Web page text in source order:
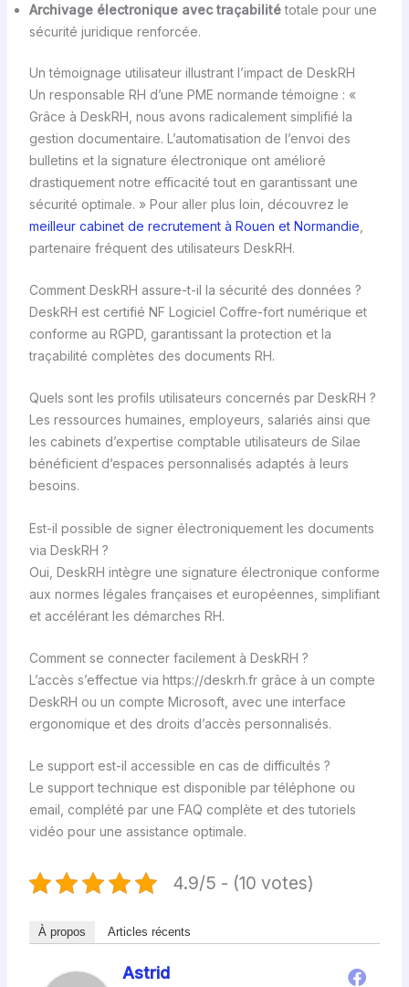
Archivage électronique avec traçabilitétotale pour une
sécurité juridique renforcée.
Un témoignage utilisateur illustrant l’impact de DeskRH
Un responsable RH d’une PME normande témoigne : «
Grâce à DeskRH, nous avons radicalement simplifié la
gestion documentaire. L’automatisation de l’envoi des
bulletins et la signature électronique ont amélioré
drastiquement notre efficacité tout en garantissant une
sécurité optimale. » Pour aller plus loin, découvrez le
meilleur cabinet de recrutement à Rouen et Normandie
partenaire fréquent des utilisateurs DeskRH.
Comment DeskRH assure-t-il la sécurité des données ?
DeskRH est certifié NF Logiciel Coffre-fort numérique et
conforme au RGPD, garantissant la protection et la
traçabilité complètes des documents RH.
Quels sont les profils utilisateurs concernés par DeskRH ?
Les ressources humaines, employeurs, salariés ainsi que
les cabinets d’expertise comptable utilisateurs de Silae
bénéficient d’espaces personnalisés adaptés à leurs
besoins.
Est-il possible de signer électroniquement les documents
via DeskRH ?
Oui, DeskRH intègre une signature électronique conforme
aux normes légales françaises et européennes, simplifiant
et accélérant les démarches RH.
Comment se connecter facilement à DeskRH ?
L’accès s’effectue via https://deskrh.fr grâce à un compte
DeskRH ou un compte Microsoft, avec une interface
ergonomique et des droits d’accès personnalisés.
Le support est-il accessible en cas de difficultés ?
Le support technique est disponible par téléphone ou
email, complété par une FAQ complète et des tutoriels
vidéo pour une assistance optimale.
4.9/5 - (10 votes)
À propos Articles récents
Astrid